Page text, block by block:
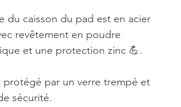
du caisson du pad est en acier
revêtement en poudre
et une protection zinc 💪.
protégé par un verre trempé et
sécurité.